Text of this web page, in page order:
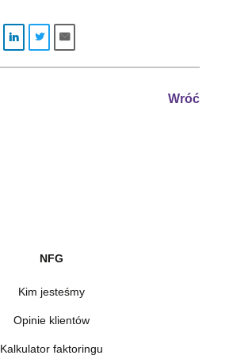
Wróć
NFG
Kim jesteśmy
Opinie klientów
Kalkulator faktoringu